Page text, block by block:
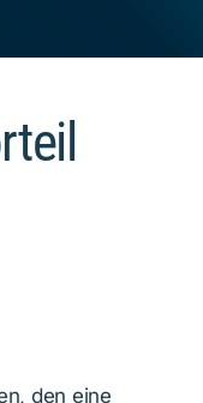
den eine